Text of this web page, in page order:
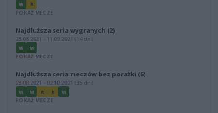
W R
POKAŻ MECZE
Najdłuższa seria wygranych (2)
28.08.2021 - 11.09.2021 (14 dni)
W W
POKAŻ MECZE
Najdłuższa seria meczów bez porażki (5)
28.08.2021 - 02.10.2021 (35 dni)
W W R R W
POKAŻ MECZE